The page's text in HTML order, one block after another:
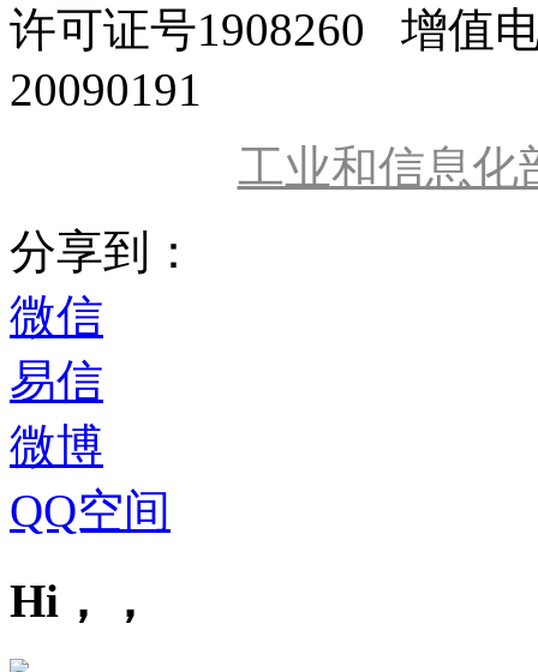
许可证号1908260 增值
20090191
工业和信息化
分享到：
微信
易信
微博
QQ空间
Hi，，